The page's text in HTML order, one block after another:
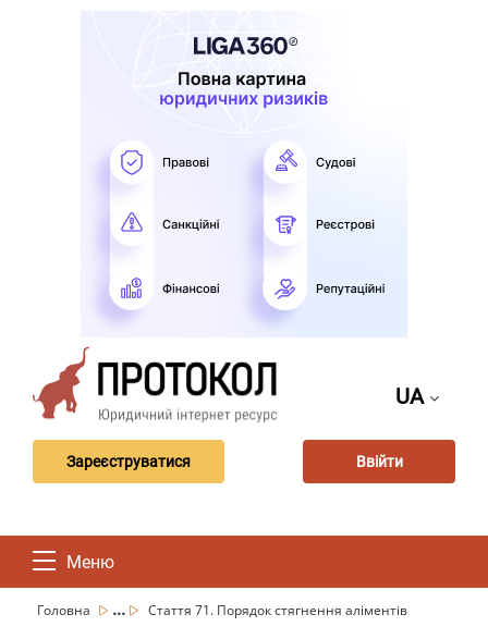
UA
Зареєструватися Ввійти
Меню
Головна ... Стаття 71. Порядок стягнення аліментів